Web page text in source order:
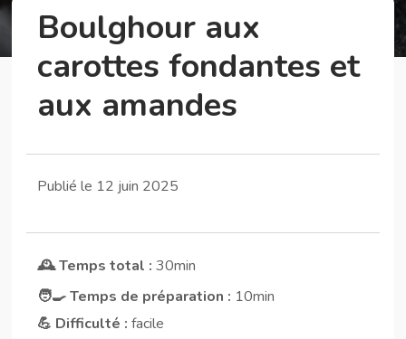
Boulghour aux
carottes fondantes et
aux amandes
Publié le 12 juin 2025
🕰️ Temps total : 30min
🧑‍🍳 Temps de préparation : 10min
💪 Difficulté : facile